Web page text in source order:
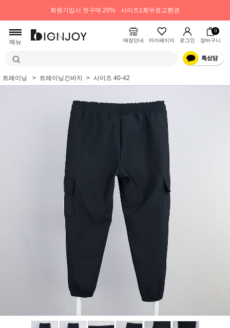
회원가입시 첫구매 20% 사이즈1회무료교환권
메뉴 매장안내 마이페이지 로그인
0
장바구니
트레이닝 트레이닝긴바지 사이즈 40-42